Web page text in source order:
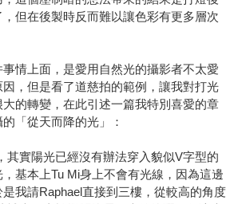
但在後製時反而難以讓色彩有更多層次
情上面，是愛用自然光的攝影者不太愛
，但是看了道慈拍的範例，讓我對打光
大的轉變，在此引述一篇我特別喜愛的章
「從天而降的光」：
實陽光已經沒有辦法穿入貌似V字型的
基本上Tu Mi身上不會有光線，因為這邊
我請Raphael直接到三樓，從較高的角度